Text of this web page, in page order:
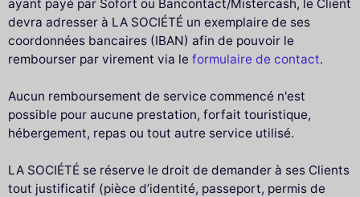
ayant payé par Sofort ou Bancontact/Mistercash, le Client
devra adresser à LA SOCIÉTÉ un exemplaire de ses
coordonnées bancaires (IBAN) afin de pouvoir le
rembourser par virement via le formulaire de contact.
Aucun remboursement de service commencé n'est
possible pour aucune prestation, forfait touristique,
hébergement, repas ou tout autre service utilisé.
LA SOCIÉTÉ se réserve le droit de demander à ses Clients
tout justificatif (pièce d’identité, passeport, permis de